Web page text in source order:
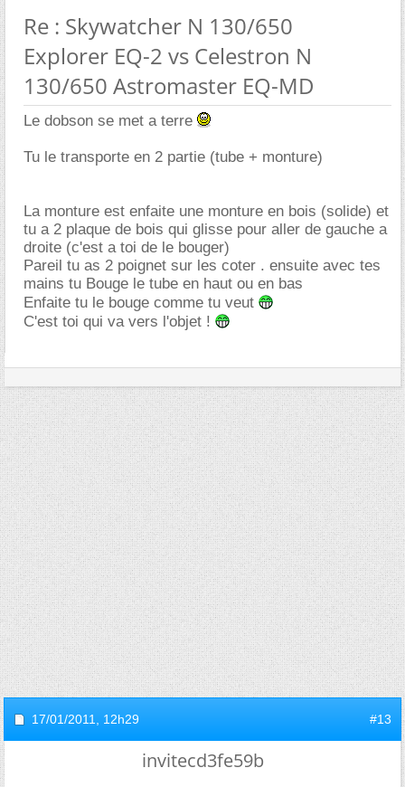
Re : Skywatcher N 130/650
Explorer EQ-2 vs Celestron N
130/650 Astromaster EQ-MD
Le dobson se met a terre
Tu le transporte en 2 partie (tube + monture)
La monture est enfaite une monture en bois (solide) et
tu a 2 plaque de bois qui glisse pour aller de gauche a
droite (c'est a toi de le bouger)
Pareil tu as 2 poignet sur les coter . ensuite avec tes
mains tu Bouge le tube en haut ou en bas
Enfaite tu le bouge comme tu veut
C'est toi qui va vers l'objet !
17/01/2011, 12h29 #13
invitecd3fe59b